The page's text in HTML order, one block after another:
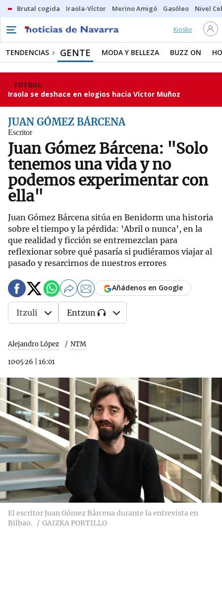
Brutal cogida Iraola-Víctor Merino Amigó Gasóleo Nivel
Kiosko
TENDENCIAS GENTE MODA Y BELLEZA BUZZ ON
FÚTBOL
Iraola se deshace en elogios hacia Víctor Muñoz
JUAN GÓMEZ BÁRCENA
Escritor
Juan Gómez Bárcena: "Solo
tenemos una vida y no
podemos experimentar con
ella"
Juan Gómez Bárcena sitúa en Benidorm una historia
sobre el tiempo y la pérdida: ‘Abril o nunca’, en la
que realidad y ficción se entremezclan para
reflexionar sobre qué pasaría si pudiéramos viajar al
pasado y resarcirnos de nuestros errores
Alejandro López NTM
10·05·26 16:01
Añádenos en Google
Itzuli Entzun
El escritor Juan Gómez Bárcena durante la entrevista en
Bilbao.
GAIZKA PORTILLO